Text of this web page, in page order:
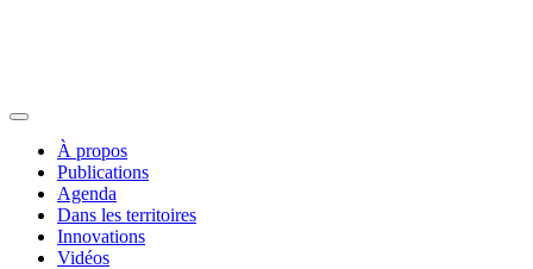
À propos
Publications
Agenda
Dans les territoires
Innovations
Vidéos